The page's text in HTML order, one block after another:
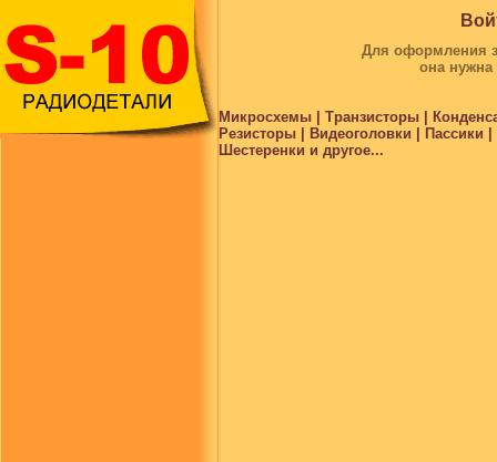
Для оформления
она
Микросхемы | Транзисторы |
Резисторы | Видеоголовки |
Шестеренки и другое...